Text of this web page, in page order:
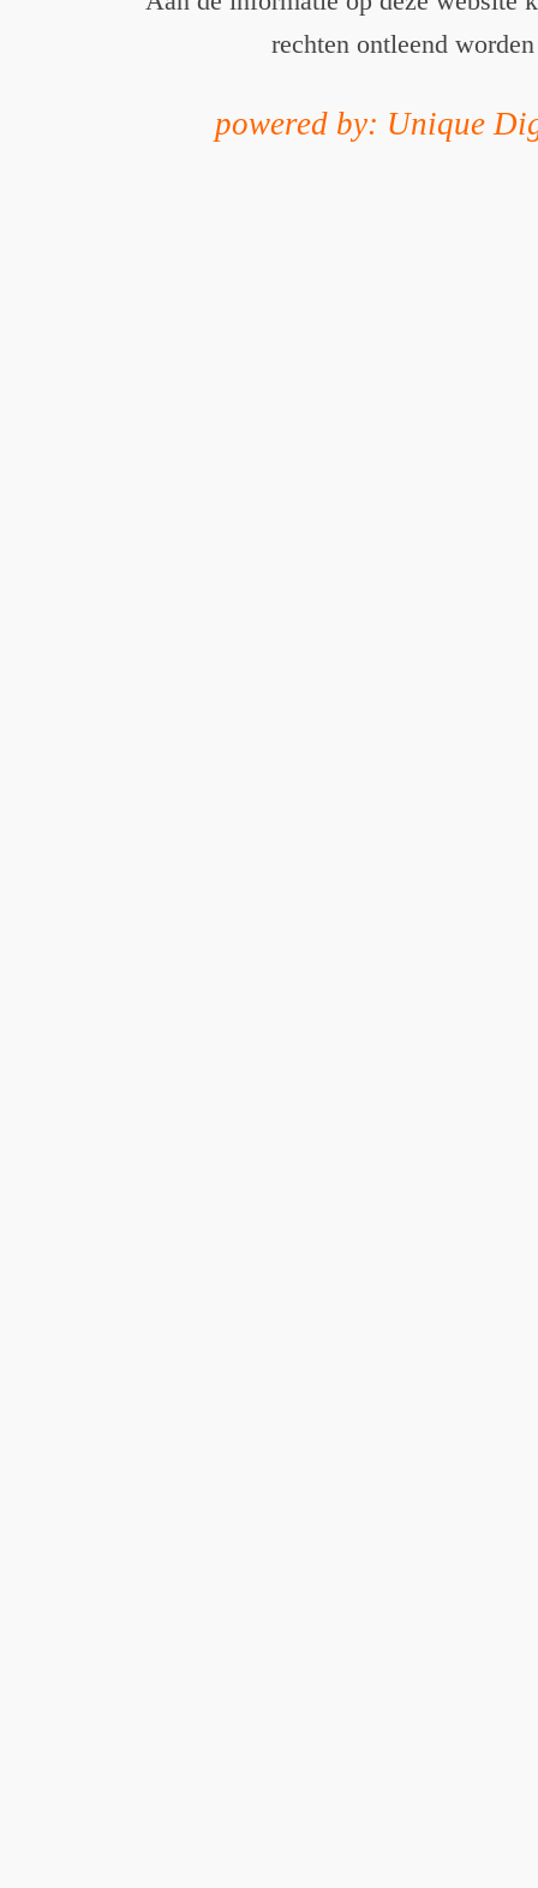
rechten ontleend worden
powered by: Unique